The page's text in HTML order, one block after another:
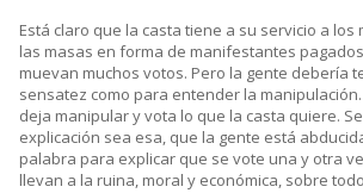
Está claro que la casta tiene a su servicio a los
las masas en forma de manifestantes
muevan muchos votos. Pero la gente debería
sensatez como para entender la
deja manipular y vota lo que la casta quiere.
explicación sea esa, que la gente está
palabra para explicar que se vote una y otra
llevan a la ruina, moral y económica, sobre